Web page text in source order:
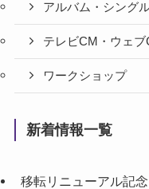
アルバム・シング
テレビCM・ウェブ
ワークショップ
新着情報一覧
移転リニューアル記